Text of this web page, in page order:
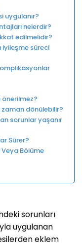
uygulanır?
nelerdir?
edilmelidir?
iyileşme süreci
dönülebilir?
sorunlar yaşanır
Sürer?
Bölüme
sorunları
uygulanan
eklem